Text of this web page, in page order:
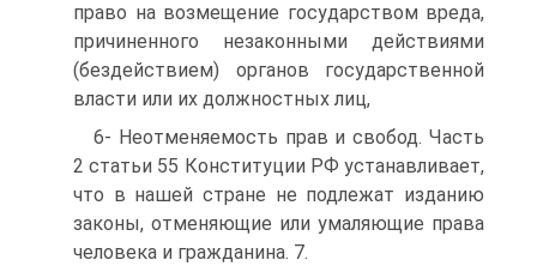
право на возмещение государством вреда,
причиненного незаконными действиями
(бездействием) органов государственной
власти или их должностных лиц,
6- Неотменяемость прав и свобод. Часть
2 статьи 55 Конституции РФ устанавливает,
что в нашей стране не подлежат изданию
законы, отменяющие или умаляющие права
человека и гражданина. 7.